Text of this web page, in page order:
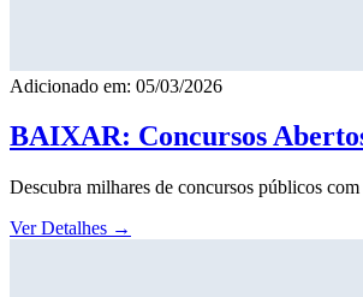
Adicionado em: 05/03/2026
BAIXAR: Concursos
Descubra milhares de concursos públicos
Ver Detalhes →